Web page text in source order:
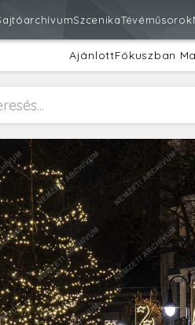
SzcenikaTévéműsorok
AjánlottFókuszban